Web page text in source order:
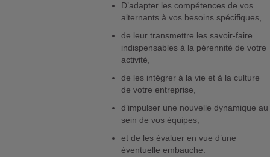
D’adapter les compétences de vos
alternants à vos besoins spécifiques,
de leur transmettre les savoir-faire
indispensables à la pérennité de votre
activité,
de les intégrer à la vie et à la culture
de votre entreprise,
d’impulser une nouvelle dynamique au
sein de vos équipes,
et de les évaluer en vue d’une
éventuelle embauche.